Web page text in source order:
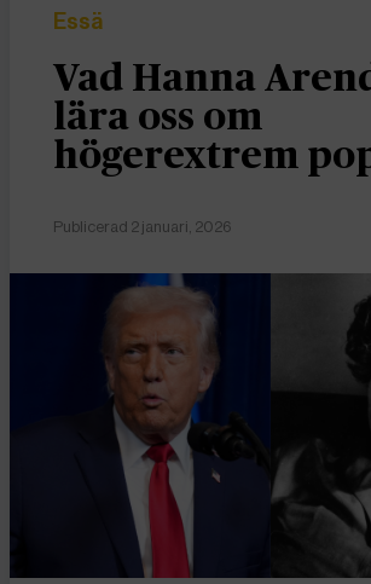
Essä
Vad Hanna
lära oss om
högerextrem
Publicerad 2 januari, 2026